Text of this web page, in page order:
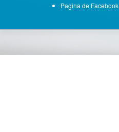
Pagina de Facebook